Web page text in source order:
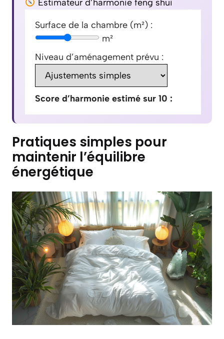
Estimateur d’harmonie feng shui
Surface de la chambre (m²) :
m²
Niveau d’aménagement prévu :
Score d’harmonie estimé sur 10 :
Pratiques simples pour
maintenir l’équilibre
énergétique